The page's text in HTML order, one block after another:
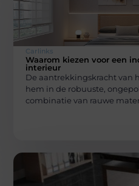
Carlinks
Waarom kiezen voor een
interieur
De aantrekkingskracht van
hem in de robuuste,
combinatie van rauwe